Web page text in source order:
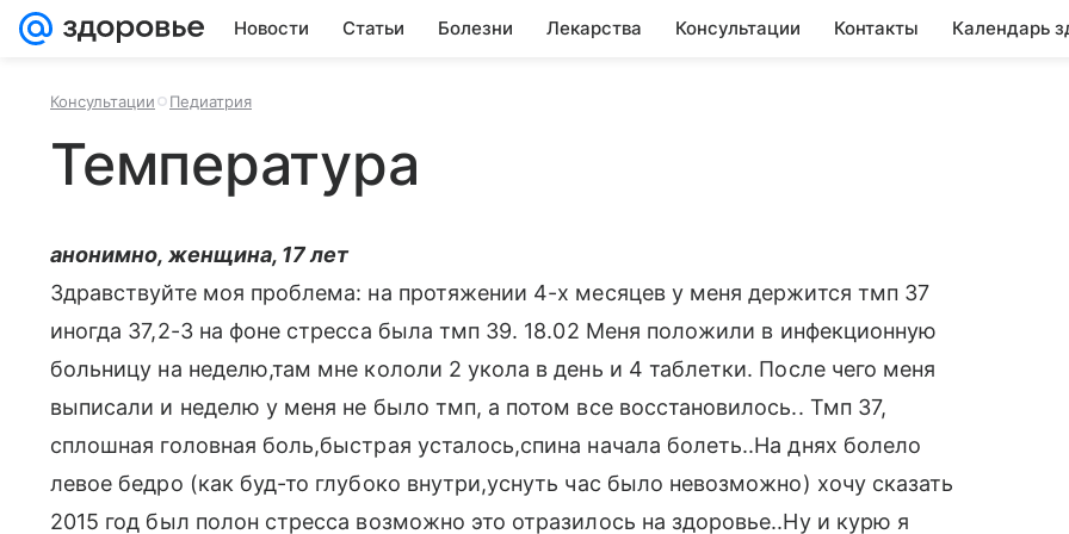
Новости Статьи Болезни Лекарства Консультации Контакты Календарь
Консультации Педиатрия
Температура
анонимно, женщина, 17 лет
Здравствуйте моя проблема: на протяжении 4-х месяцев у меня держится тмп 37
иногда 37,2-3 на фоне стресса была тмп 39. 18.02 Меня положили в инфекционную
больницу на неделю,там мне кололи 2 укола в день и 4 таблетки. После чего меня
выписали и неделю у меня не было тмп, а потом все восстановилось.. Тмп 37,
сплошная головная боль,быстрая усталось,спина начала болеть..На днях болело
левое бедро (как буд-то глубоко внутри,уснуть час было невозможно) хочу сказать
2015 год был полон стресса возможно это отразилось на здоровье..Ну и курю я